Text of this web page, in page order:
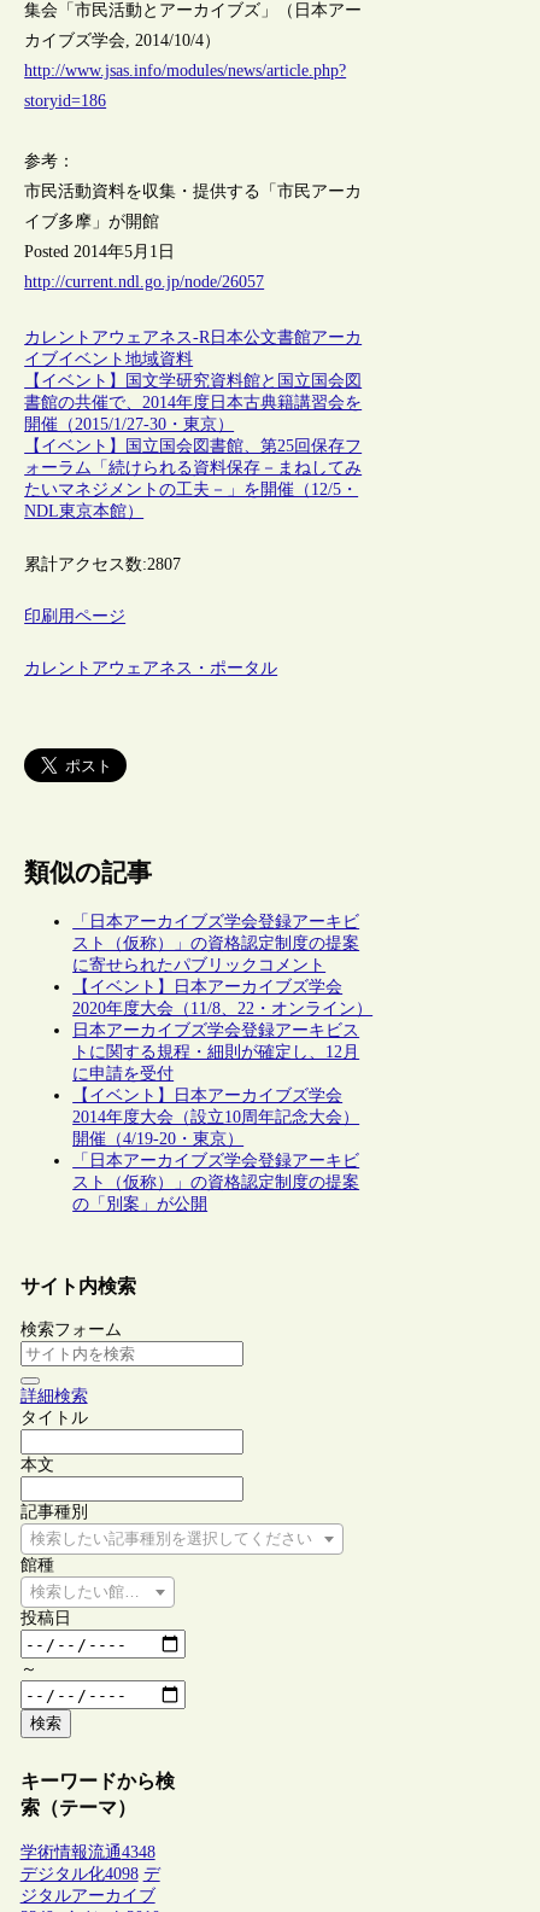
集会「市民活動とアーカイブズ」（日本アー
カイブズ学会, 2014/10/4）
http://www.jsas.info/modules/news/article.php?
storyid=186
参考：
市民活動資料を収集・提供する「市民アーカ
イブ多摩」が開館
Posted 2014年5月1日
http://current.ndl.go.jp/node/26057
カレントアウェアネス-R日本公文書館アーカ
イブイベント地域資料
【イベント】国文学研究資料館と国立国会図
書館の共催で、2014年度日本古典籍講習会を
開催（2015/1/27-30・東京）
【イベント】国立国会図書館、第25回保存フ
ォーラム「続けられる資料保存－まねしてみ
たいマネジメントの工夫－」を開催（12/5・
NDL東京本館）
累計アクセス数:2807
印刷用ページ
カレントアウェアネス・ポータル
類似の記事
「日本アーカイブズ学会登録アーキビ
スト（仮称）」の資格認定制度の提案
に寄せられたパブリックコメント
【イベント】日本アーカイブズ学会
2020年度大会（11/8、22・オンライン）
日本アーカイブズ学会登録アーキビス
トに関する規程・細則が確定し、12月
に申請を受付
【イベント】日本アーカイブズ学会
2014年度大会（設立10周年記念大会）
開催（4/19-20・東京）
「日本アーカイブズ学会登録アーキビ
スト（仮称）」の資格認定制度の提案
の「別案」が公開
サイト内検索
検索フォーム
詳細検索
タイトル
本文
記事種別
検索したい記事種別を選択してください
館種
検索したい館種を選択してください
投稿日
～
検索
キーワードから検
索（テーマ）
学術情報流通4348
デジタル化4098 デ
ジタルアーカイブ